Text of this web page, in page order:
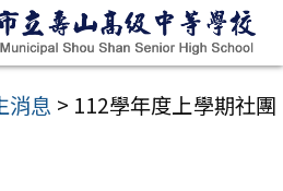
消息 > 112學年度上學期社團